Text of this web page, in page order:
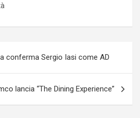
conferma Sergio Iasi come AD
lancia “The Dining Experience”